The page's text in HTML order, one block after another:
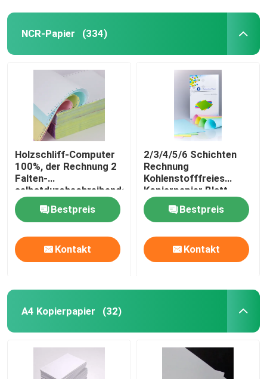
NCR-Papier (334)
Holzschliff-Computer
100%, der Rechnung 2
Falten-
selbstdurchschreibendes
Papier im Blatt für
Rechnungen druckt
Bestpreis
Kontakt
2/3/4/5/6 Schichten
Rechnung
Kohlenstofffreies
Kopierpapier Blatt
Rollen NCR Papier
kundenspezifisch
Bestpreis
Kontakt
A4 Kopierpapier (32)